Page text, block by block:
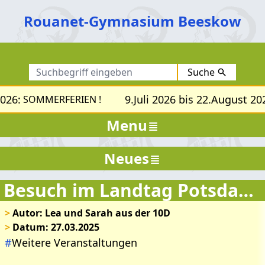
Rouanet-Gymnasium Beeskow
Suche
SOMMERFERIEN ! 9.Juli 2026 bis 22.August
Menu
Besuch im Landtag Potsdam – Einblick in die Politik durch ein Planspiel
>Autor: Lea und Sarah aus der 10D
> Datum: 27.03.2025
#Weitere Veranstaltungen
Neues